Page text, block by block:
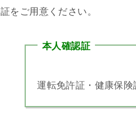
証をご用意ください。
本人確認証
運転免許証・健康保